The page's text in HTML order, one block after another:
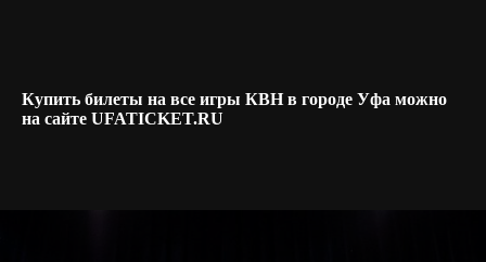
Купить билеты на все игры КВН в городе Уфа можно
на сайте UFATICKET.RU